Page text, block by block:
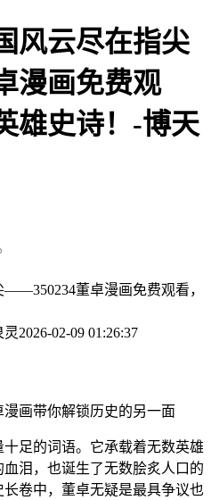
风云尽在指尖
漫画免费观
雄史诗！-博天
董卓漫画免费观看，
灵2026-02-09 01:26:37
画带你解锁历史的另一面
足的词语。它承载着无数英雄
泪，也诞生了无数脍炙人口的
卷中，董卓无疑是最具争议也